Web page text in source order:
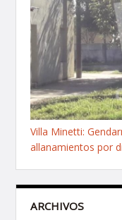
Villa Minetti:
allanamientos por
ARCHIVOS